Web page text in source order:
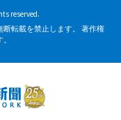
reserved.
転載を禁止します。 著作権